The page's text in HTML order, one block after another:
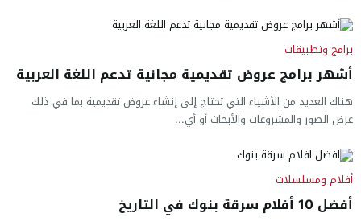
برامج وتطبيقات
أشهر برامج عروض تقديمية مجانية تدعم اللغة العربية
هناك العديد من الأشياء التي تحتاج إلى إنشاء عروض تقديمية بما في ذلك
عرض الصور والمشروعات والأبحاث أو أي...
أفلام ومسلسلات
أفضل 10 أفلام سرقة بنوك في التاريخ